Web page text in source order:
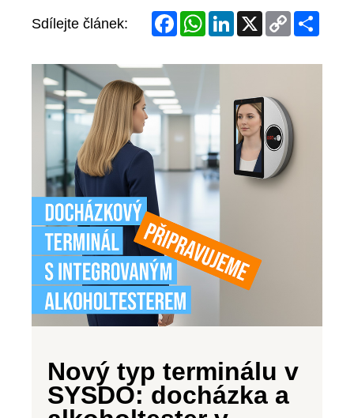
Sdílejte článek: FacebookWhatsAppLinkedIn
Copy
Link